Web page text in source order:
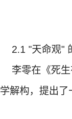
2.1 "天命观"
李零在《死生
学解构，提出了